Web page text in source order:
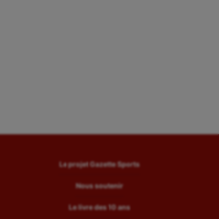
Le projet Gazette Sports
Nous soutenir
Le livre des 10 ans